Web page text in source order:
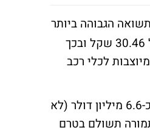
הגבוהה ביותר
בשנה שעברה, בעיקר בזמן המלחמה. היא רשמה הצלחה אדירה, כשזינקה לשער של 30.46 שקל ובכך
מיוצבות לכלי רכב
היום קיבלה החברה הזמנה לרכישת מצלמות ומוצרים נוספים של החברה בתמורה לכ-6.6 מיליון דולר (לא
התמורה תשולם בטרם